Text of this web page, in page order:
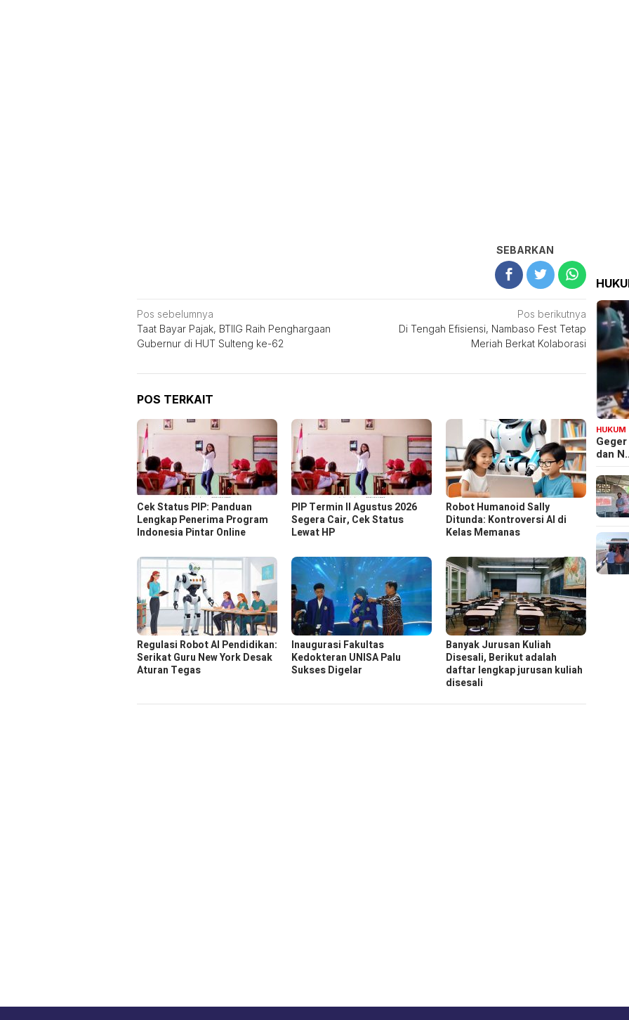
SEBARKAN
Navigasi
pos
Pos sebelumnya
Taat Bayar Pajak, BTIIG Raih Penghargaan
Gubernur di HUT Sulteng ke-62
Pos berikutnya
Di Tengah Efisiensi, Nambaso Fest Tetap
Meriah Berkat Kolaborasi
POS TERKAIT
Cek Status PIP: Panduan
Lengkap Penerima Program
Indonesia Pintar Online
PIP Termin II Agustus 2026
Segera Cair, Cek Status
Lewat HP
Robot Humanoid Sally
Ditunda: Kontroversi AI di
Kelas Memanas
Regulasi Robot AI Pendidikan:
Serikat Guru New York Desak
Aturan Tegas
Inaugurasi Fakultas
Kedokteran UNISA Palu
Sukses Digelar
Banyak Jurusan Kuliah
Disesali, Berikut adalah
daftar lengkap jurusan kuliah
disesali
HUKUM
dan